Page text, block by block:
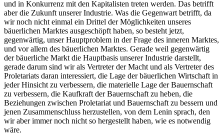
und in Konkurrenz mit den Kapitalisten treten werden. Das betrifft
aber die Zukunft unserer Industrie. Was die Gegenwart betrifft, da
wir noch nicht einmal ein Drittel der Möglichkeiten unseres
bäuerlichen Marktes ausgeschöpft haben, so besteht jetzt,
gegenwärtig, unser Hauptproblem in der Frage des inneren Marktes,
und vor allem des bäuerlichen Marktes. Gerade weil gegenwärtig
der bäuerliche Markt die Hauptbasis unserer Industrie darstellt,
gerade darum sind wir als Vertreter der Macht und als Vertreter des
Proletariats daran interessiert, die Lage der bäuerlichen Wirtschaft in
jeder Hinsicht zu verbessern, die materielle Lage der Bauernschaft
zu verbessern, die Kaufkraft der Bauernschaft zu heben, die
Beziehungen zwischen Proletariat und Bauernschaft zu bessern und
jenen Zusammenschluss herzustellen, von dem Lenin sprach, den
wir aber immer noch nicht so hergestellt haben, wie es notwendig
wäre.